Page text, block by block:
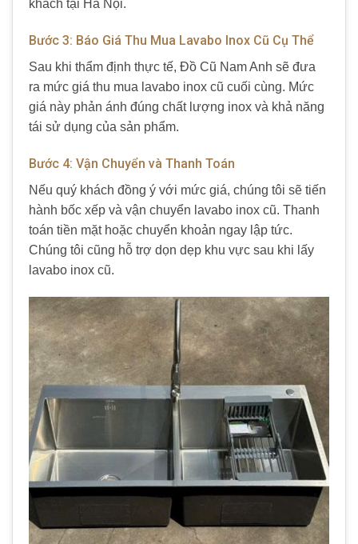
khách tại Hà Nội.
Bước 3: Báo Giá Thu Mua Lavabo Inox Cũ Cụ Thể
Sau khi thẩm định thực tế, Đồ Cũ Nam Anh sẽ đưa
ra mức giá thu mua lavabo inox cũ cuối cùng. Mức
giá này phản ánh đúng chất lượng inox và khả năng
tái sử dụng của sản phẩm.
Bước 4: Vận Chuyển và Thanh Toán
Nếu quý khách đồng ý với mức giá, chúng tôi sẽ tiến
hành bốc xếp và vận chuyển lavabo inox cũ. Thanh
toán tiền mặt hoặc chuyển khoản ngay lập tức.
Chúng tôi cũng hỗ trợ dọn dẹp khu vực sau khi lấy
lavabo inox cũ.